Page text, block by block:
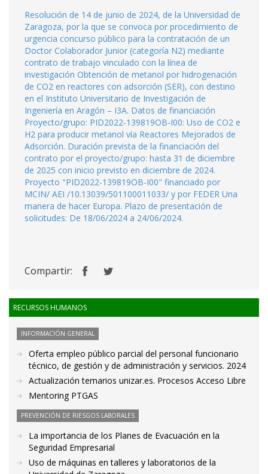
Resolución de 14 de junio de 2024, de la Universidad de
Zaragoza, por la que se convoca por procedimiento de
urgencia concurso público para la contratación de un
Doctor Colaborador Junior (categoría N2) mediante
contrato de trabajo vinculado con la línea de
investigación Obtención de metanol por hidrogenación
de CO2 en reactores con adsorción (SER), con destino
en el Instituto Universitario de Investigación de
Ingeniería en Aragón – I3A. Datos de financiación
Proyecto/grupo: PID2022-139819OB-I00: Uso de CO2 e
H2 para producir metanol vía Reactores Mejorados de
Adsorción. Duración prevista de la financiación del
contrato por el proyecto/grupo: hasta 31 de diciembre
de 2025 con inicio previsto en diciembre de 2024.
Proyecto "PID2022-139819OB-I00" financiado por
MCIN/ AEI /10.13039/501100011033/ y por FEDER Una
manera de hacer Europa. Plazo de presentación de
solicitudes: De 18/06/2024 a 24/06/2024.
Compartir:
RECURSOS HUMANOS
INFORMACIÓN GENERAL
Oferta empleo público parcial del personal funcionario
técnico, de gestión y de administración y servicios. 2024
Actualización temarios unizar.es. Procesos Acceso Libre
Mentoring PTGAS
PREVENCIÓN DE RIESGOS LABORALES
La importancia de los Planes de Evacuación en la
Seguridad Empresarial
Uso de máquinas en talleres y laboratorios de la